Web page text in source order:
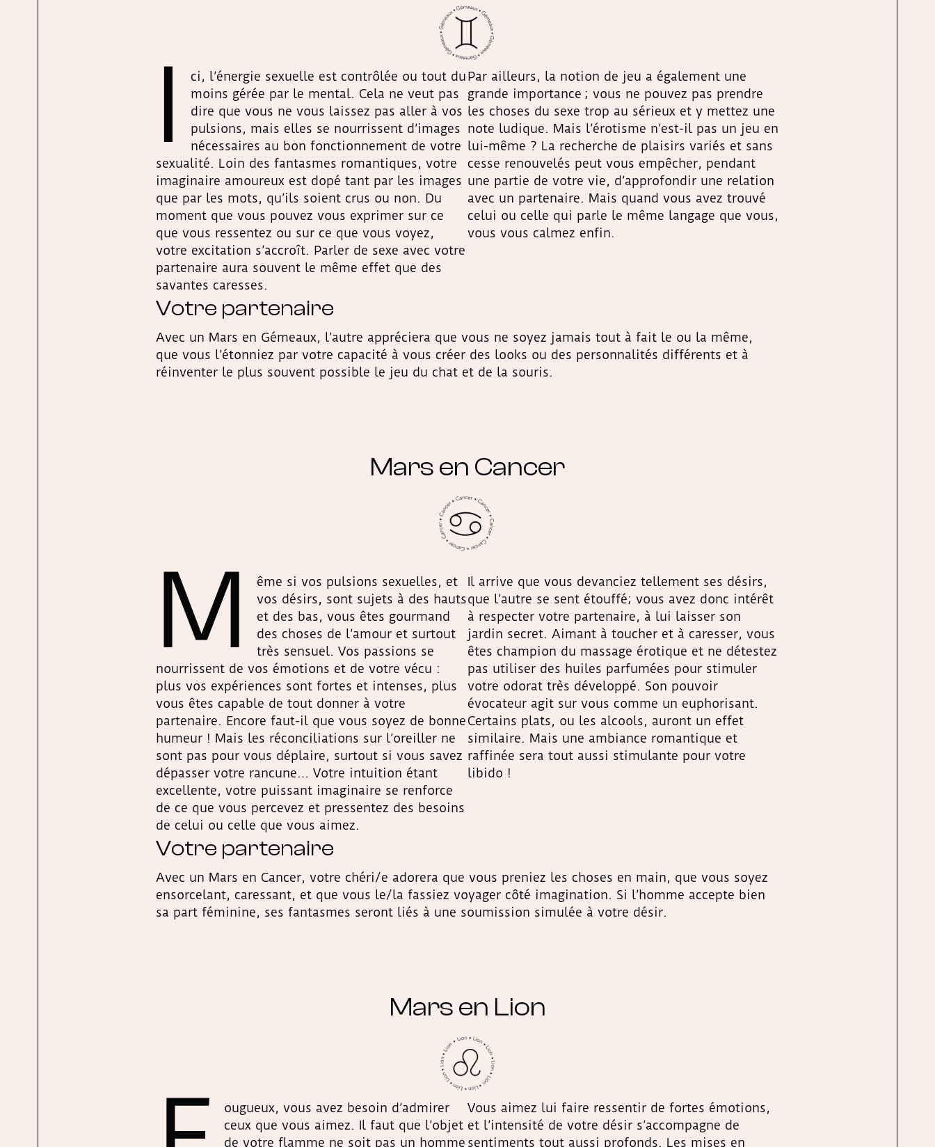
I
ci, l’énergie sexuelle est contrôlée ou tout du
moins gérée par le mental. Cela ne veut pas
dire que vous ne vous laissez pas aller à vos
pulsions, mais elles se nourrissent d’images
nécessaires au bon fonctionnement de votre
sexualité. Loin des fantasmes romantiques, votre
imaginaire amoureux est dopé tant par les images
que par les mots, qu’ils soient crus ou non. Du
moment que vous pouvez vous exprimer sur ce
que vous ressentez ou sur ce que vous voyez,
votre excitation s’accroît. Parler de sexe avec votre
partenaire aura souvent le même effet que des
savantes caresses.
Par ailleurs, la notion de jeu a également une
grande importance ; vous ne pouvez pas prendre
les choses du sexe trop au sérieux et y mettez une
note ludique. Mais l’érotisme n’est-il pas un jeu en
lui-même ? La recherche de plaisirs variés et sans
cesse renouvelés peut vous empêcher, pendant
une partie de votre vie, d’approfondir une relation
avec un partenaire. Mais quand vous avez trouvé
celui ou celle qui parle le même langage que vous,
vous vous calmez enfin.
Votre partenaire
Avec un Mars en Gémeaux, l’autre appréciera que vous ne soyez jamais tout à fait le ou la même,
que vous l’étonniez par votre capacité à vous créer des looks ou des personnalités différents et à
réinventer le plus souvent possible le jeu du chat et de la souris.
Mars en Cancer
M
ême si vos pulsions sexuelles, et
vos désirs, sont sujets à des hauts
et des bas, vous êtes gourmand
des choses de l’amour et surtout
très sensuel. Vos passions se
nourrissent de vos émotions et de votre vécu :
plus vos expériences sont fortes et intenses, plus
vous êtes capable de tout donner à votre
partenaire. Encore faut-il que vous soyez de bonne
humeur ! Mais les réconciliations sur l’oreiller ne
sont pas pour vous déplaire, surtout si vous savez
dépasser votre rancune… Votre intuition étant
excellente, votre puissant imaginaire se renforce
de ce que vous percevez et pressentez des besoins
de celui ou celle que vous aimez.
Il arrive que vous devanciez tellement ses désirs,
que l’autre se sent étouffé; vous avez donc intérêt
à respecter votre partenaire, à lui laisser son
jardin secret. Aimant à toucher et à caresser, vous
êtes champion du massage érotique et ne détestez
pas utiliser des huiles parfumées pour stimuler
votre odorat très développé. Son pouvoir
évocateur agit sur vous comme un euphorisant.
Certains plats, ou les alcools, auront un effet
similaire. Mais une ambiance romantique et
raffinée sera tout aussi stimulante pour votre
libido !
Votre partenaire
Avec un Mars en Cancer, votre chéri/e adorera que vous preniez les choses en main, que vous soyez
ensorcelant, caressant, et que vous le/la fassiez voyager côté imagination. Si l’homme accepte bien
sa part féminine, ses fantasmes seront liés à une soumission simulée à votre désir.
Mars en Lion
ougueux, vous avez besoin d’admirer
ceux que vous aimez. Il faut que l’objet
de votre flamme ne soit pas un homme
Vous aimez lui faire ressentir de fortes émotions,
et l’intensité de votre désir s’accompagne de
sentiments tout aussi profonds. Les mises en